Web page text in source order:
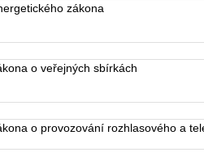
zákona
o veřejných sbírkách
o provozování rozhlasového a